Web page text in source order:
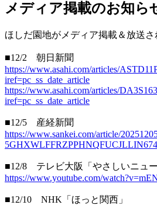
メディア掲載のお知ら
ほしだ園地がメディア掲載＆放送さ
■12/2 朝日新聞
https://www.asahi.com/articles/
iref=pc_ss_date_article
https://www.asahi.com/articles/
iref=pc_ss_date_article
■12/5 産経新聞
https://www.sankei.com/article/
■12/8 テレビ大阪「やさしいニュー
https://www.youtube.com/
■12/10 NHK「ほっと関西」